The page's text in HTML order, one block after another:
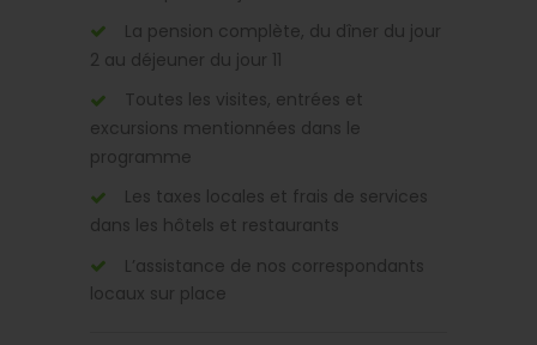
La pension complète, du dîner du jour
2 au déjeuner du jour 11
Toutes les visites, entrées et
excursions mentionnées dans le
programme
Les taxes locales et frais de services
dans les hôtels et restaurants
L’assistance de nos correspondants
locaux sur place